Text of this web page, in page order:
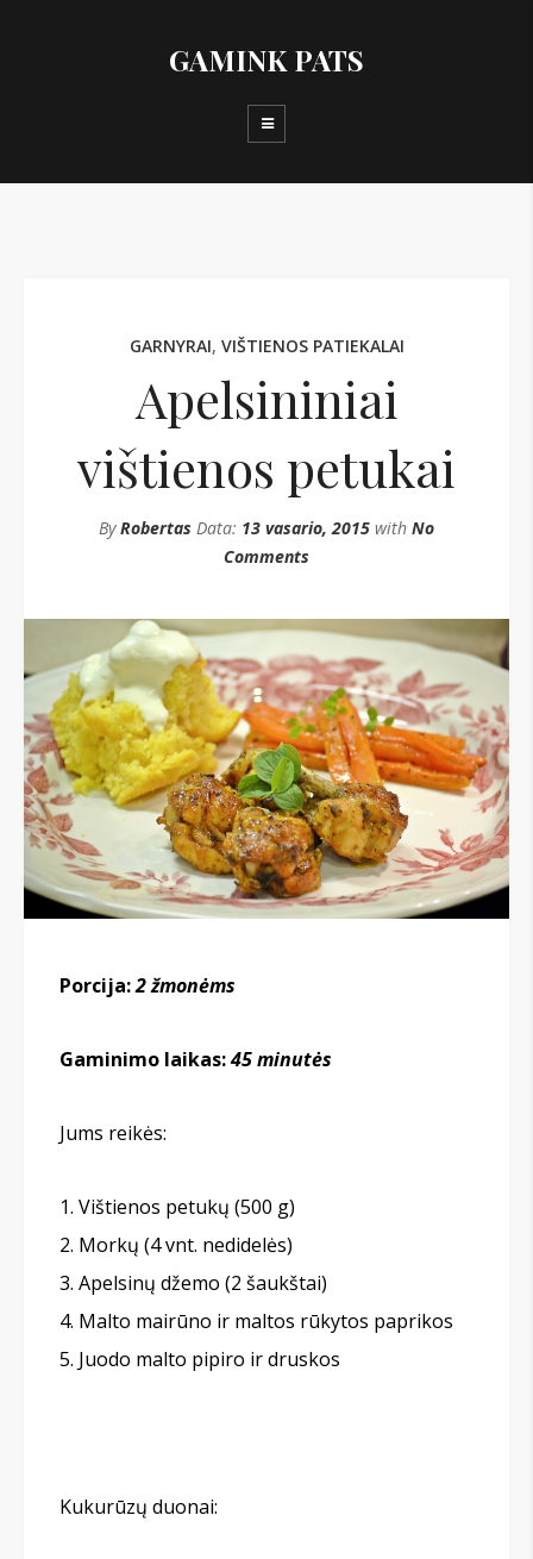
GAMINK PATS
GARNYRAI, VIŠTIENOS PATIEKALAI
Apelsininiai
vištienos petukai
ByRobertas Data: 13 vasario, 2015 with No
Comments
Porcija:2 žmonėms
Gaminimo laikas:45 minutės
Jums reikės:
Vištienos petukų (500 g)
Morkų (4 vnt. nedidelės)
Apelsinų džemo (2 šaukštai)
Malto mairūno ir maltos rūkytos paprikos
Juodo malto pipiro ir druskos
Kukurūzų duonai: